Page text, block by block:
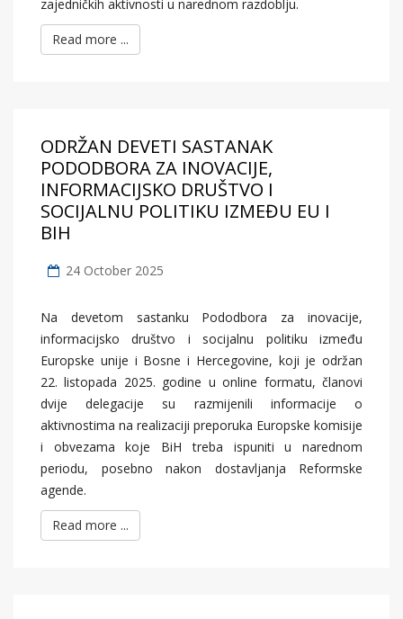
zajedničkih aktivnosti u narednom razdoblju.
Read more ...
ODRŽAN DEVETI SASTANAK
PODODBORA ZA INOVACIJE,
INFORMACIJSKO DRUŠTVO I
SOCIJALNU POLITIKU IZMEĐU EU I
BIH
24 October 2025
Na devetom sastanku Pododbora za inovacije,
informacijsko društvo i socijalnu politiku između
Europske unije i Bosne i Hercegovine, koji je održan
22. listopada 2025. godine u online formatu, članovi
dvije delegacije su razmijenili informacije o
aktivnostima na realizaciji preporuka Europske komisije
i obvezama koje BiH treba ispuniti u narednom
periodu, posebno nakon dostavljanja Reformske
agende.
Read more ...